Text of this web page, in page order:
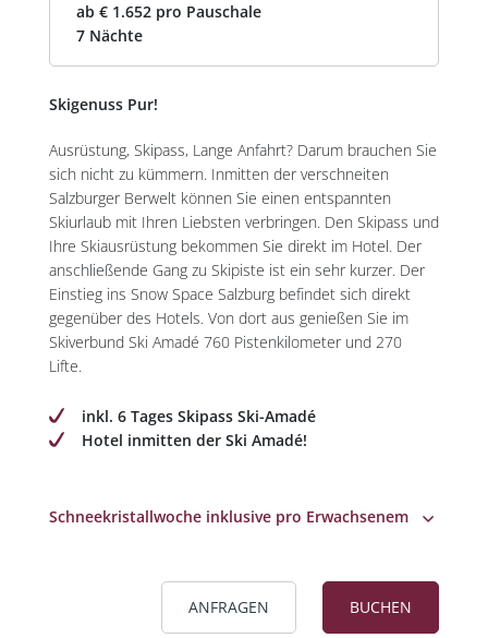
ab € 1.652 pro Pauschale
7 Nächte
Skigenuss Pur!
Ausrüstung, Skipass, Lange Anfahrt? Darum brauchen Sie
sich nicht zu kümmern. Inmitten der verschneiten
Salzburger Berwelt können Sie einen entspannten
Skiurlaub mit Ihren Liebsten verbringen. Den Skipass und
Ihre Skiausrüstung bekommen Sie direkt im Hotel. Der
anschließende Gang zu Skipiste ist ein sehr kurzer. Der
Einstieg ins Snow Space Salzburg befindet sich direkt
gegenüber des Hotels. Von dort aus genießen Sie im
Skiverbund Ski Amadé 760 Pistenkilometer und 270
Lifte.
inkl. 6 Tages Skipass Ski-Amadé
Hotel inmitten der Ski Amadé!
Schneekristallwoche inklusive pro Erwachsenem
ANFRAGEN BUCHEN